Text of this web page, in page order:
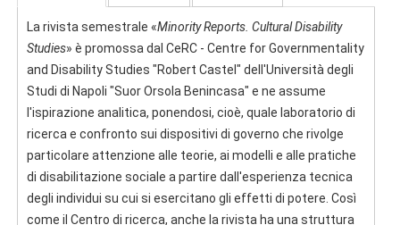
La rivista semestrale «Minority Reports. Cultural Disability
Studies» è promossa dal CeRC - Centre for Governmentality
and Disability Studies "Robert Castel" dell'Università degli
Studi di Napoli "Suor Orsola Benincasa" e ne assume
l'ispirazione analitica, ponendosi, cioè, quale laboratorio di
ricerca e confronto sui dispositivi di governo che rivolge
particolare attenzione alle teorie, ai modelli e alle pratiche
di disabilitazione sociale a partire dall'esperienza tecnica
degli individui su cui si esercitano gli effetti di potere. Così
come il Centro di ricerca, anche la rivista ha una struttura